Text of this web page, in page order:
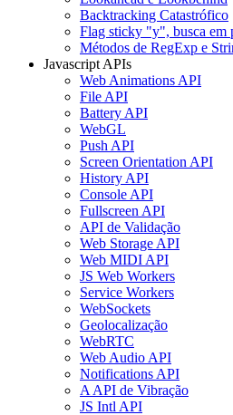
Backtracking Catastrófico
Flag sticky "y", busca em
Métodos de RegExp e
Javascript APIs
Web Animations API
File API
Battery API
WebGL
Push API
Screen Orientation API
History API
Console API
Fullscreen API
API de Validação
Web Storage API
Web MIDI API
JS Web Workers
Service Workers
WebSockets
Geolocalização
WebRTC
Web Audio API
Notifications API
A API de Vibração
JS Intl API